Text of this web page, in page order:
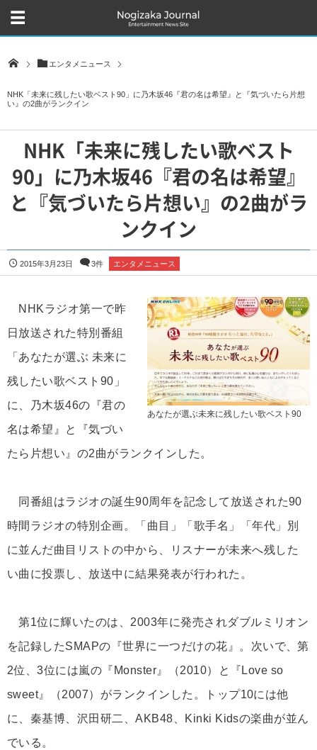
エンタメニュース
NHK「未来に残したい歌ベスト90」に乃木坂46『君の名は希望』と『気づいたら片想
い』の2曲がランクイン
NHK「未来に残したい歌ベスト
90」に乃木坂46『君の名は希望』
と『気づいたら片想い』の2曲がラ
ンクイン
2015年3月23日 3件 エンタメニュース
あなたが選ぶ未来に残したい歌ベスト90
NHKラジオ第一で昨
日放送された特別番組
「あなたが選ぶ 未来に
残したい歌ベスト90」
に、乃木坂46の『君の
名は希望』と『気づい
たら片想い』の2曲がランクインした。
同番組はラジオの誕生90周年を記念して放送された90
時間ラジオの特別企画。「曲目」「歌手名」「年代」別
に並んだ曲目リストの中から、リスナーが未来へ残した
い曲に投票し、放送中に結果発表が行われた。
第1位に輝いたのは、2003年に発売されダブルミリオン
を記録したSMAPの『世界に一つだけの花』。次いで、第
2位、3位には嵐の『Monster』（2010）と『Love so
sweet』（2007）がランクインした。トップ10には他
に、秦基博、沢田研二、AKB48、Kinki Kidsの楽曲が並ん
でいる。